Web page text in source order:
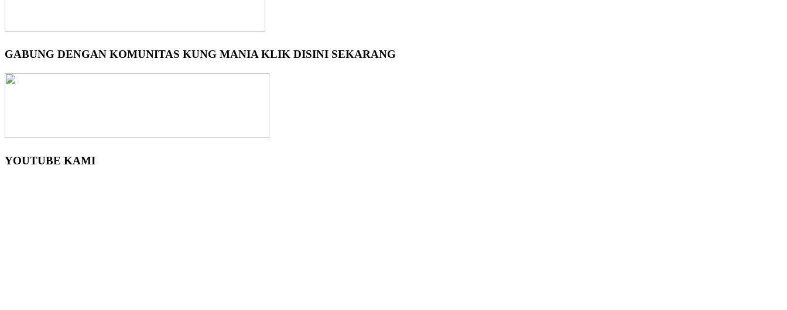
GABUNG DENGAN KOMUNITAS KUNG MANIA KLIK DISINI SEKARANG
YOUTUBE KAMI